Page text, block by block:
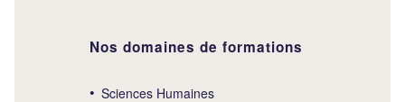
Nos domaines de formations
Sciences Humaines